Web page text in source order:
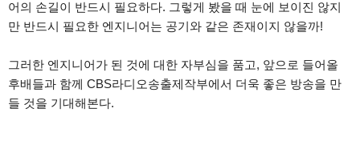
어의 손길이 반드시 필요하다. 그렇게 봤을 때 눈에 보이진 않지
만 반드시 필요한 엔지니어는 공기와 같은 존재이지 않을까!
그러한 엔지니어가 된 것에 대한 자부심을 품고, 앞으로 들어올
후배들과 함께 CBS라디오송출제작부에서 더욱 좋은 방송을 만
들 것을 기대해본다.